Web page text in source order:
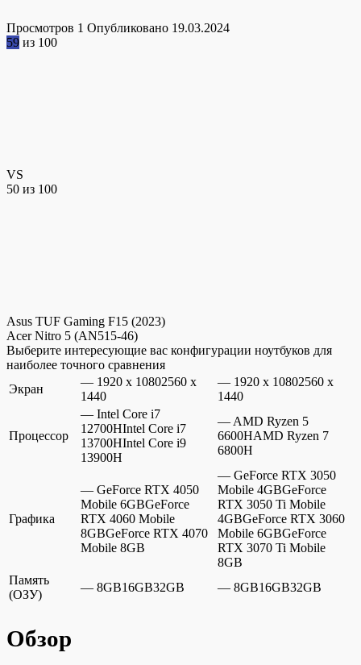
Просмотров 1 Опубликовано 19.03.2024
59 из 100
VS
50 из 100
Asus TUF Gaming F15 (2023)
Acer Nitro 5 (AN515-46)
Выберите интересующие вас конфигурации ноутбуков для
наиболее точного сравнения
Экран
— 1920 x 10802560 x
1440
— 1920 x 10802560 x
1440
Процессор
— Intel Core i7
12700HIntel Core i7
13700HIntel Core i9
13900H
— AMD Ryzen 5
6600HAMD Ryzen 7
6800H
Графика
— GeForce RTX 4050
Mobile 6GBGeForce
RTX 4060 Mobile
8GBGeForce RTX 4070
Mobile 8GB
— GeForce RTX 3050
Mobile 4GBGeForce
RTX 3050 Ti Mobile
4GBGeForce RTX 3060
Mobile 6GBGeForce
RTX 3070 Ti Mobile
8GB
Память
(ОЗУ)
— 8GB16GB32GB — 8GB16GB32GB
Обзор